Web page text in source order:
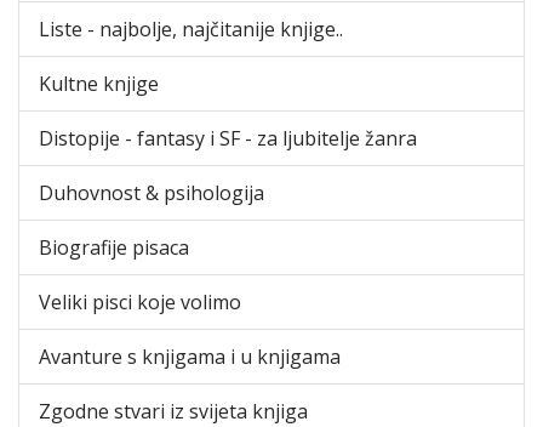
Liste - najbolje, najčitanije knjige..
Kultne knjige
Distopije - fantasy i SF - za ljubitelje žanra
Duhovnost & psihologija
Biografije pisaca
Veliki pisci koje volimo
Avanture s knjigama i u knjigama
Zgodne stvari iz svijeta knjiga